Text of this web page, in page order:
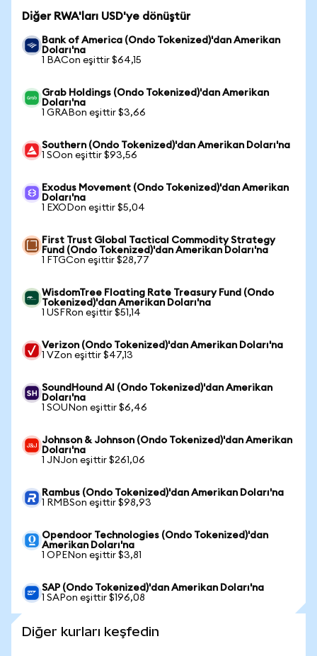
Diğer RWA'ları USD'ye dönüştür
Bank of America (Ondo Tokenized)'dan Amerikan
Doları'na
1 BACon eşittir $64,15
Grab Holdings (Ondo Tokenized)'dan Amerikan
Doları'na
1 GRABon eşittir $3,66
Southern (Ondo Tokenized)'dan Amerikan Doları'na
1 SOon eşittir $93,56
Exodus Movement (Ondo Tokenized)'dan Amerikan
Doları'na
1 EXODon eşittir $5,04
First Trust Global Tactical Commodity Strategy
Fund (Ondo Tokenized)'dan Amerikan Doları'na
1 FTGCon eşittir $28,77
WisdomTree Floating Rate Treasury Fund (Ondo
Tokenized)'dan Amerikan Doları'na
1 USFRon eşittir $51,14
Verizon (Ondo Tokenized)'dan Amerikan Doları'na
1 VZon eşittir $47,13
SoundHound AI (Ondo Tokenized)'dan Amerikan
Doları'na
1 SOUNon eşittir $6,46
Johnson & Johnson (Ondo Tokenized)'dan Amerikan
Doları'na
1 JNJon eşittir $261,06
Rambus (Ondo Tokenized)'dan Amerikan Doları'na
1 RMBSon eşittir $98,93
Opendoor Technologies (Ondo Tokenized)'dan
Amerikan Doları'na
1 OPENon eşittir $3,81
SAP (Ondo Tokenized)'dan Amerikan Doları'na
1 SAPon eşittir $196,08
Diğer kurları keşfedin